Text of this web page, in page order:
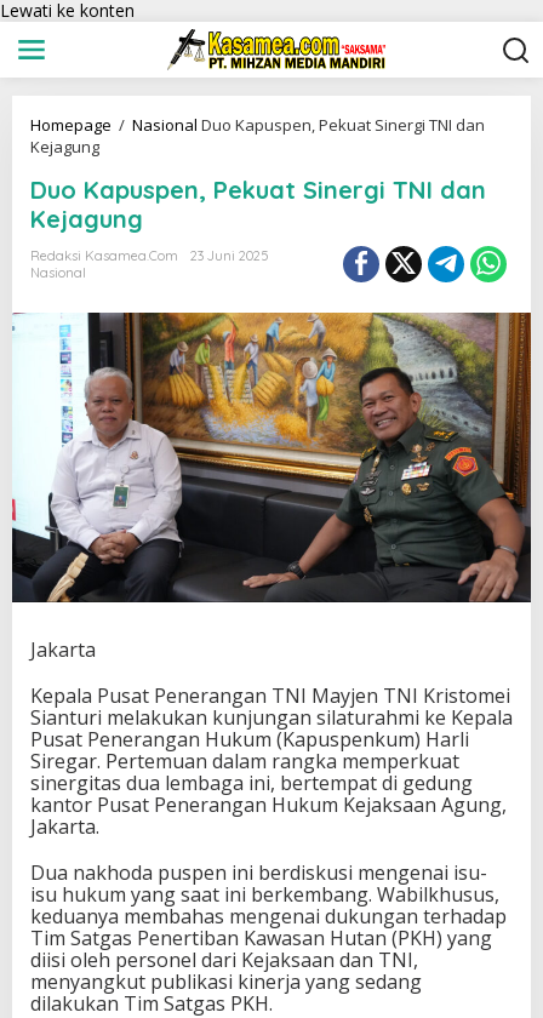
Lewati ke konten
Homepage / Nasional Duo Kapuspen, Pekuat Sinergi TNI dan
Kejagung
Duo Kapuspen, Pekuat Sinergi TNI dan
Kejagung
Redaksi Kasamea.com
23 Juni 2025
Nasional
Jakarta
Kepala Pusat Penerangan TNI Mayjen TNI Kristomei
Sianturi melakukan kunjungan silaturahmi ke Kepala
Pusat Penerangan Hukum (Kapuspenkum) Harli
Siregar. Pertemuan dalam rangka memperkuat
sinergitas dua lembaga ini, bertempat di gedung
kantor Pusat Penerangan Hukum Kejaksaan Agung,
Jakarta.
Dua nakhoda puspen ini berdiskusi mengenai isu-
isu hukum yang saat ini berkembang. Wabilkhusus,
keduanya membahas mengenai dukungan terhadap
Tim Satgas Penertiban Kawasan Hutan (PKH) yang
diisi oleh personel dari Kejaksaan dan TNI,
menyangkut publikasi kinerja yang sedang
dilakukan Tim Satgas PKH.